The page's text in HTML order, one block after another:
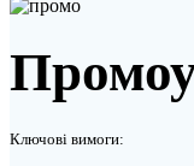
Ключові вимоги: